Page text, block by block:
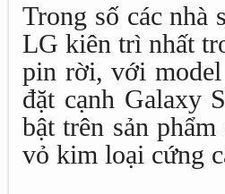
Trong số các nhà
LG kiên trì nhất
pin rời, với
đặt cạnh Galaxy
bật trên sản
vỏ kim loại cứng